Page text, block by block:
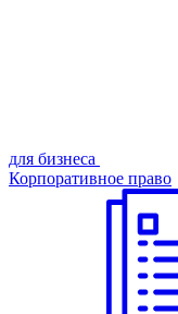
для бизнеса
Корпоративное право